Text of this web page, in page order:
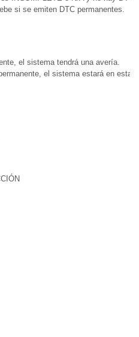
si se emiten DTC permanentes.
el sistema tendrá una avería.
el sistema estará en